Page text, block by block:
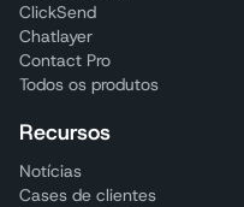
ClickSend
Chatlayer
Contact Pro
Todos os produtos
Recursos
Notícias
Cases de clientes